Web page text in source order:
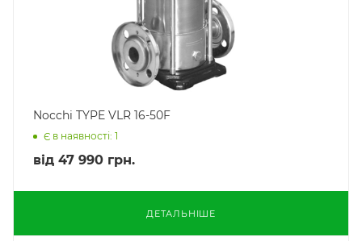
Nocchi TYPE VLR 16-50F
Є в наявності: 1
від 47 990 грн.
ДЕТАЛЬНІШЕ